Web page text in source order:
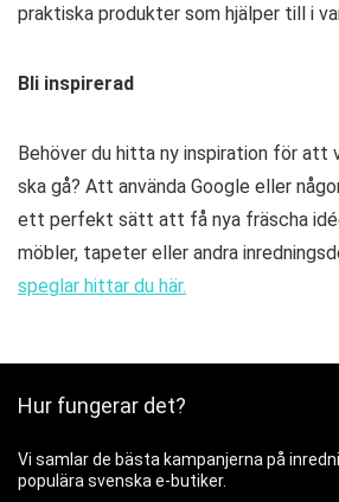
praktiska produkter som hjälper till i
Bli inspirerad
Behöver du hitta ny inspiration för att
ska gå? Att använda Google eller
ett perfekt sätt att få nya fräscha
möbler, tapeter eller andra
speglar hittar du här.
Hur fungerar det?
Vi samlar de bästa kampanjerna på
populära svenska e-butiker.